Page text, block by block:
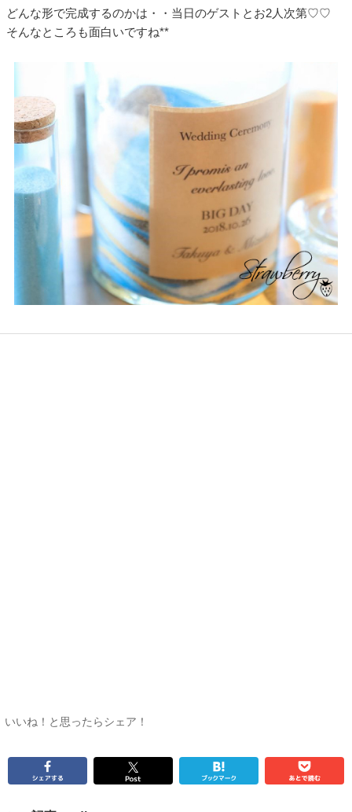
どんな形で完成するのかは・・当日のゲストとお2人次第♡♡
そんなところも面白いですね**
いいね！と思ったらシェア！